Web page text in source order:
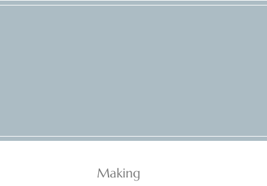
Making